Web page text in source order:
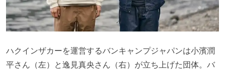
ハクインザカーを運営するバンキャンプジャパンは小濱潤
平さん（左）と逸見真央さん（右）が立ち上げた団体。バ